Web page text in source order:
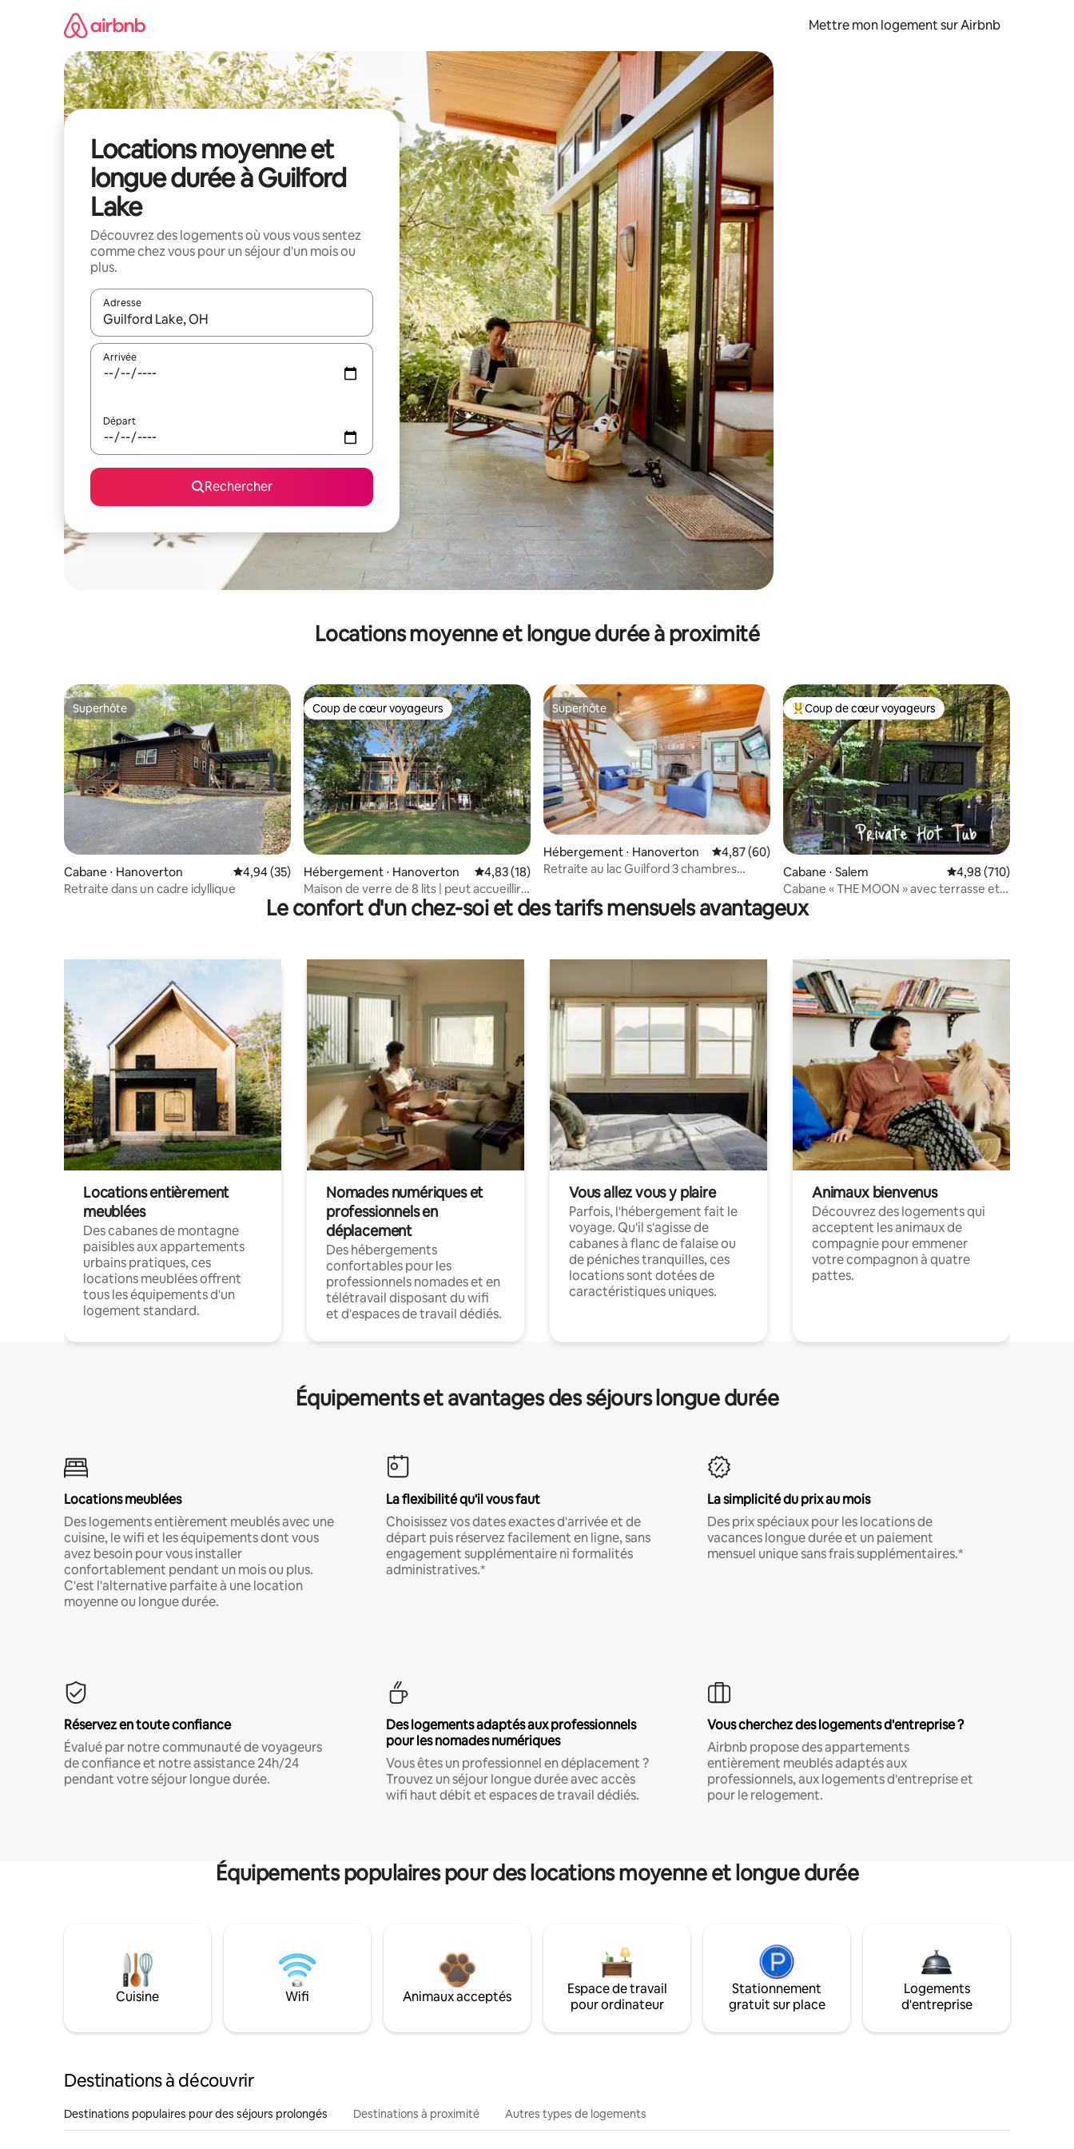
Mettre mon logement sur Airbnb
Locations moyenne et
longue durée à Guilford
Lake
Découvrez des logements où vous vous sentez
comme chez vous pour un séjour d'un mois ou
plus.
Adresse
Lorsque les résultats s'affichent, utilisez les flèches vers le haut et vers le bas pour les parcourir ou en appuyant et en faisant glisser.
Arrivée
Départ
Rechercher
Locations moyenne et longue durée à proximité
Superhôte
Superhôte
Cabane ⋅ Hanoverton Évaluation moyenne sur la base de 35 commentaires : 4,94 sur 5
4,94 (35)
Retraite dans un cadre idyllique
Coup de cœur voyageurs
Coup de cœur voyageurs
Hébergement ⋅ Hanoverton Évaluation moyenne sur la base de 18 commentaires : 4,83 sur 5
4,83 (18)
Maison de verre de 8 lits | peut accueillir
14 personnes
Superhôte
Superhôte
Hébergement ⋅ Hanoverton Évaluation moyenne sur la base de 60 commentaires : 4,87 sur 5
4,87 (60)
Retraite au lac Guilford 3 chambres
Coups de cœur voyageurs les plus appréciés
Coup de cœur voyageurs
Cabane ⋅ Salem Évaluation moyenne
4,98 (710)
Cabane « THE MOON » avec terrasse et
jacuzzi privé
Le confort d'un chez-soi et des tarifs mensuels avantageux
Locations entièrement
meublées
Des cabanes de montagne
paisibles aux appartements
urbains pratiques, ces
locations meublées offrent
tous les équipements d'un
logement standard.
Nomades numériques et
professionnels en
déplacement
Des hébergements
confortables pour les
professionnels nomades et en
télétravail disposant du wifi
et d'espaces de travail dédiés.
Vous allez vous y plaire
Parfois, l'hébergement fait le
voyage. Qu'il s'agisse de
cabanes à flanc de falaise ou
de péniches tranquilles, ces
locations sont dotées de
caractéristiques uniques.
Animaux bienvenus
Découvrez des logements qui
acceptent les animaux de
compagnie pour emmener
votre compagnon à quatre
pattes.
Équipements et avantages des séjours longue durée
Locations meublées
Des logements entièrement meublés avec une
cuisine, le wifi et les équipements dont vous
avez besoin pour vous installer
confortablement pendant un mois ou plus.
C'est l'alternative parfaite à une location
moyenne ou longue durée.
La flexibilité qu'il vous faut
Choisissez vos dates exactes d'arrivée et de
départ puis réservez facilement en ligne, sans
engagement supplémentaire ni formalités
administratives.*
La simplicité du prix au mois
Des prix spéciaux pour les locations de
vacances longue durée et un paiement
mensuel unique sans frais supplémentaires.*
Réservez en toute confiance
Évalué par notre communauté de voyageurs
de confiance et notre assistance 24h/24
pendant votre séjour longue durée.
Des logements adaptés aux professionnels
pour les nomades numériques
Vous êtes un professionnel en déplacement ?
Trouvez un séjour longue durée avec accès
wifi haut débit et espaces de travail dédiés.
Vous cherchez des logements d'entreprise ?
Airbnb propose des appartements
entièrement meublés adaptés aux
professionnels, aux logements d'entreprise et
pour le relogement.
Équipements populaires pour des locations moyenne et longue durée
Cuisine Wifi Animaux acceptés
Espace de travail
pour ordinateur
Stationnement
gratuit sur place
Logements
d'entreprise
Destinations à découvrir
Destinations populaires pour des séjours prolongés Destinations à proximité Autres types de logements